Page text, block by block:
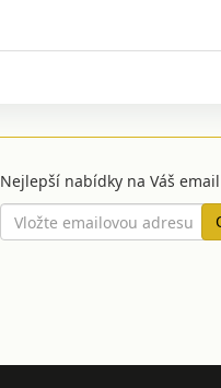
Nejlepší nabídky na Váš email